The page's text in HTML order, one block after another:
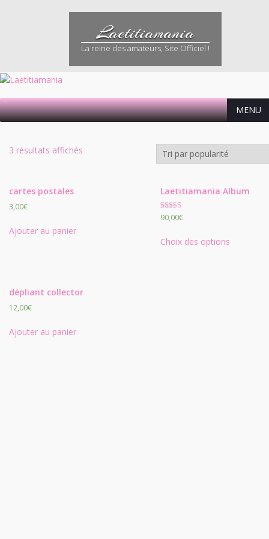
Laetitiamania
La reine des amateurs, Site Officiel !
MENU
3 résultats affichés
cartes postales
3,00€
Ajouter au panier
Laetitiamania Album
Note
5.00
90,00€
Choix des options
dépliant collector
12,00€
Ajouter au panier